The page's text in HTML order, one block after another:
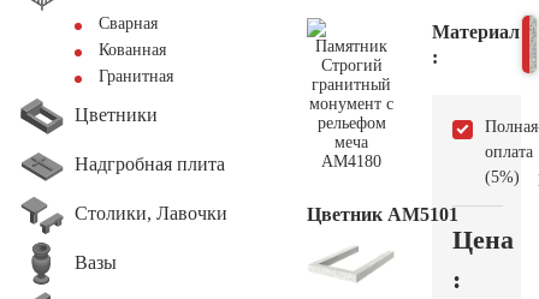
Сварная
Кованная
Гранитная
Цветники
Надгробная плита
Столики, Лавочки
Вазы
Цветник АМ5101
Материал
:
Полная
оплата
(5%)
Цена
: